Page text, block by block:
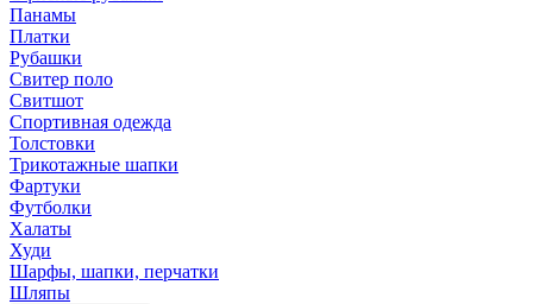
Панамы
Платки
Рубашки
Свитер поло
Свитшот
Спортивная одежда
Толстовки
Трикотажные шапки
Фартуки
Футболки
Халаты
Худи
Шарфы, шапки, перчатки
Шляпы